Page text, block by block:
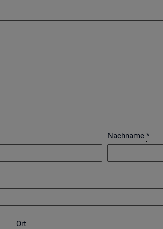
Nachname*
Ort